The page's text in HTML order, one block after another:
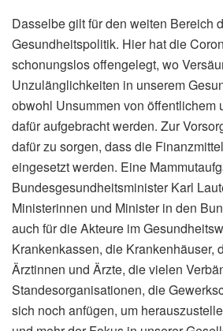
Dasselbe gilt für den weiten Bereich
Gesundheitspolitik. Hier hat die
schonungslos offengelegt, wo
Unzulänglichkeiten in unserem
obwohl Unsummen von öffentlichem
dafür aufgebracht werden. Zur
dafür zu sorgen, dass die
eingesetzt werden. Eine
Bundesgesundheitsminister Karl
Ministerinnen und Minister in den
auch für die Akteure im
Krankenkassen, die Krankenhäuser,
Ärztinnen und Ärzte, die vielen
Standesorganisationen, die
sich noch anfügen, um